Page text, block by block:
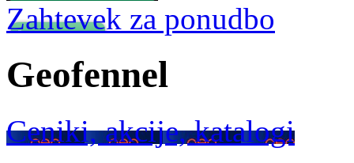
Zahtevek za ponudbo
Geofennel
Ceniki, akcije, katalogi